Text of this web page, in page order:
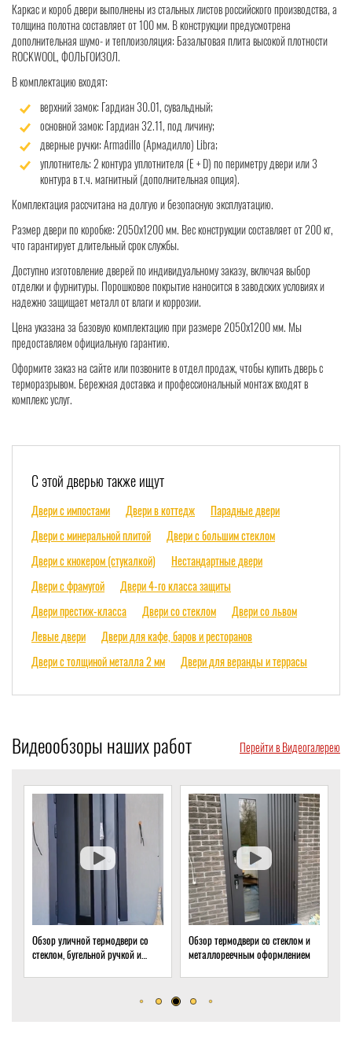
Каркас и короб двери выполнены из стальных листов российского производства, а
толщина полотна составляет от 100 мм. В конструкции предусмотрена
дополнительная шумо- и теплоизоляция: Базальтовая плита высокой плотности
ROCKWOOL, ФОЛЬГОИЗОЛ.
В комплектацию входят:
верхний замок: Гардиан 30.01, сувальдный;
основной замок: Гардиан 32.11, под личину;
дверные ручки: Armadillo (Армадилло) Libra;
уплотнитель: 2 контура уплотнителя (Е + D) по периметру двери или 3
контура в т.ч. магнитный (дополнительная опция).
Комплектация рассчитана на долгую и безопасную эксплуатацию.
Размер двери по коробке: 2050х1200 мм. Вес конструкции составляет от 200 кг,
что гарантирует длительный срок службы.
Доступно изготовление дверей по индивидуальному заказу, включая выбор
отделки и фурнитуры. Порошковое покрытие наносится в заводских условиях и
надежно защищает металл от влаги и коррозии.
Цена указана за базовую комплектацию при размере 2050х1200 мм. Мы
предоставляем официальную гарантию.
Оформите заказ на сайте или позвоните в отдел продаж, чтобы купить дверь с
терморазрывом. Бережная доставка и профессиональный монтаж входят в
комплекс услуг.
С этой дверью также ищут
Двери с импостами Двери в коттедж
Парадные двери
Двери с минеральной плитой
Двери с большим стеклом
Двери с кнокером (стукалкой)
Нестандартные двери
Двери с фрамугой
Двери 4-го класса защиты
Двери престиж-класса
Двери со стеклом
Двери со львом
Левые двери
Двери для кафе, баров и ресторанов
Двери с толщиной металла 2 мм
Двери для веранды и террасы
Видеообзоры наших работ Перейти в Видеогалерею
Обзор уличной термодвери со
стеклом, бугельной ручкой и
Обзор термодвери со стеклом и
металлореечным оформлением